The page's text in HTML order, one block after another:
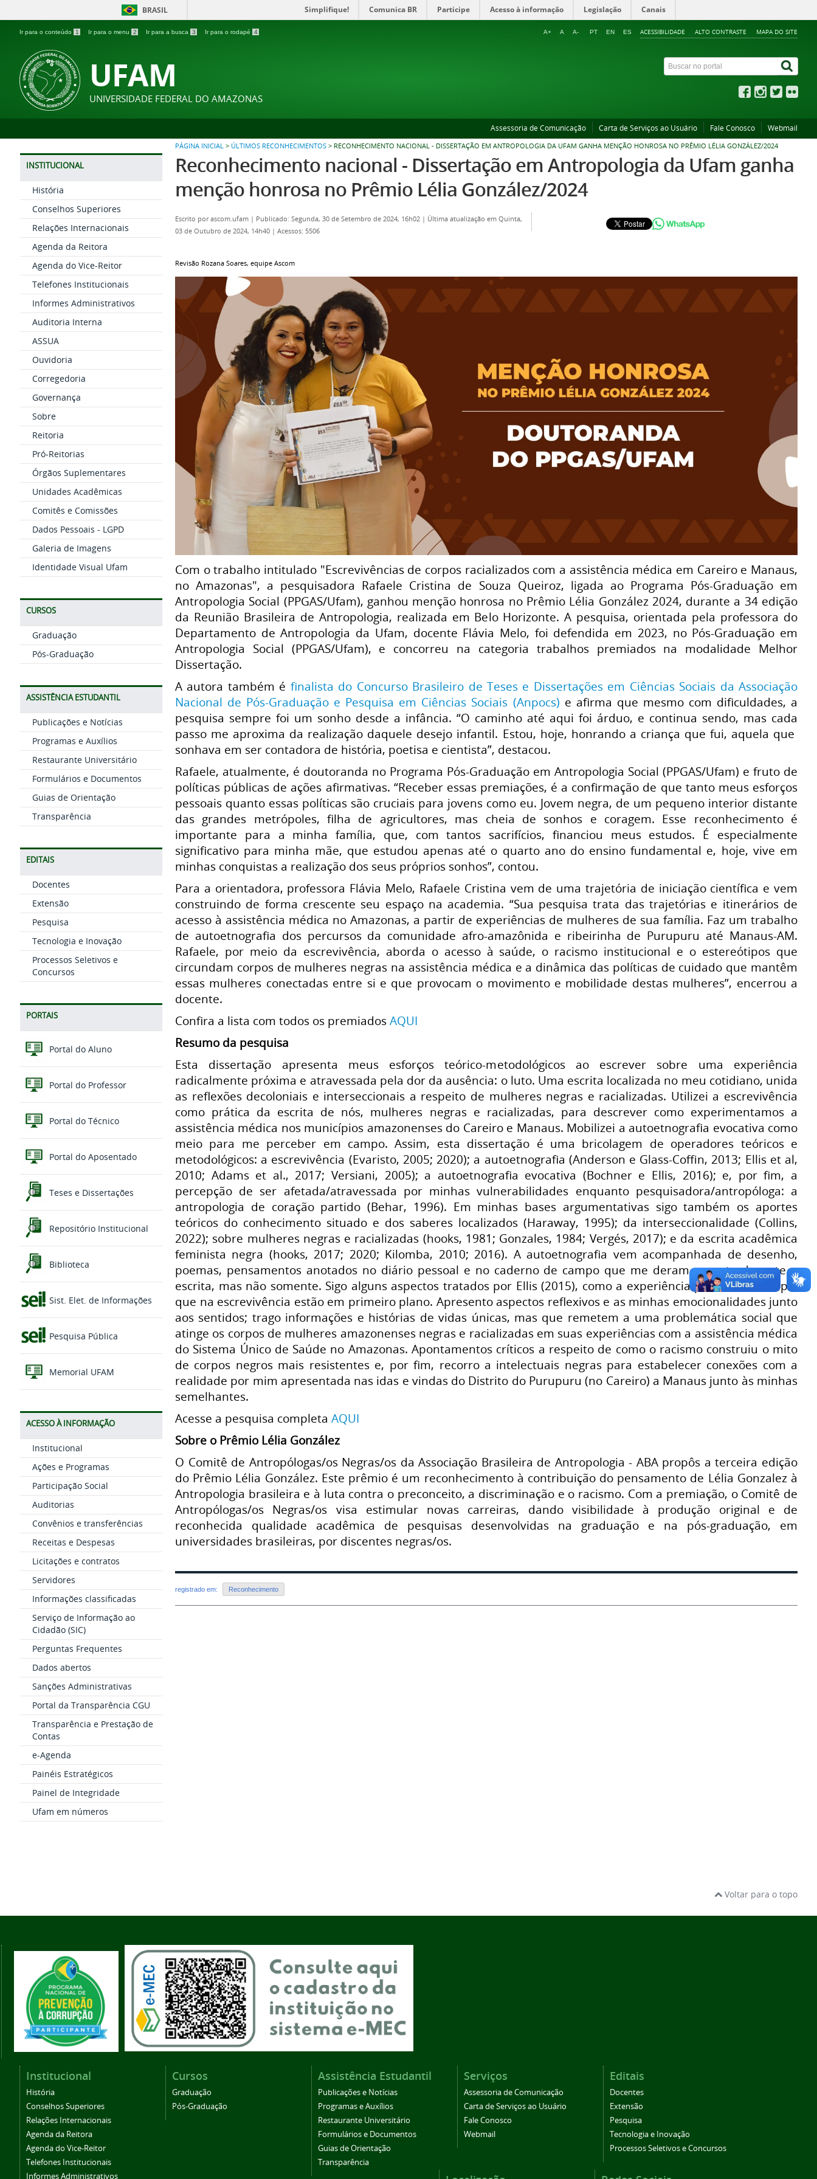
BRASIL Simplifique! Comunica BR Participe Acesso à informação Legislação Canais
Ir para o conteúdo 1 Ir para o menu 2 Ir para a busca 3 Ir para o rodapé 4 ACESSIBILIDADE ALTO CONTRASTE MAPA DO SITE
A+ A A- PT EN ES
UFAM
UNIVERSIDADE FEDERAL DO AMAZONAS
Assessoria de Comunicação Carta de Serviços ao Usuário Fale Conosco Webmail
PÁGINA INICIAL > ÚLTIMOS RECONHECIMENTOS > RECONHECIMENTO NACIONAL - DISSERTAÇÃO EM ANTROPOLOGIA DA UFAM GANHA MENÇÃO HONROSA NO PRÊMIO LÉLIA GONZÁLEZ/2024
INSTITUCIONAL
História
Conselhos Superiores
Relações Internacionais
Agenda da Reitora
Agenda do Vice-Reitor
Telefones Institucionais
Informes Administrativos
Auditoria Interna
ASSUA
Ouvidoria
Corregedoria
Governança
Sobre
Reitoria
Pró-Reitorias
Órgãos Suplementares
Unidades Acadêmicas
Comitês e Comissões
Dados Pessoais - LGPD
Galeria de Imagens
Identidade Visual Ufam
CURSOS
Graduação
Pós-Graduação
ASSISTÊNCIA ESTUDANTIL
Publicações e Notícias
Programas e Auxílios
Restaurante Universitário
Formulários e Documentos
Guias de Orientação
Transparência
EDITAIS
Docentes
Extensão
Pesquisa
Tecnologia e Inovação
Processos Seletivos e
Concursos
PORTAIS
Portal do Aluno
Portal do Professor
Portal do Técnico
Portal do Aposentado
Teses e Dissertações
Repositório Institucional
Biblioteca
Sist. Elet. de Informações
Pesquisa Pública
Memorial UFAM
ACESSO À INFORMAÇÃO
Institucional
Ações e Programas
Participação Social
Auditorias
Convênios e transferências
Receitas e Despesas
Licitações e contratos
Servidores
Informações classificadas
Serviço de Informação ao
Cidadão (SIC)
Perguntas Frequentes
Dados abertos
Sanções Administrativas
Portal da Transparência CGU
Transparência e Prestação de
Contas
e-Agenda
Painéis Estratégicos
Painel de Integridade
Ufam em números
Reconhecimento nacional - Dissertação em Antropologia da Ufam ganha
menção honrosa no Prêmio Lélia González/2024
Escrito porascom.ufam | Publicado: Segunda, 30 de Setembro de 2024, 16h02 | Última atualização em Quinta,
03 de Outubro de 2024, 14h40 | Acessos: 5506
Revisão Rozana Soares, equipe Ascom
Com o trabalho intitulado "Escrevivências de corpos racializados com a assistência médica em Careiro e Manaus,
no Amazonas", a pesquisadora Rafaele Cristina de Souza Queiroz, ligada ao Programa Pós-Graduação em
Antropologia Social (PPGAS/Ufam), ganhou menção honrosa no Prêmio Lélia González 2024, durante a 34 edição
da Reunião Brasileira de Antropologia, realizada em Belo Horizonte. A pesquisa, orientada pela professora do
Departamento de Antropologia da Ufam, docente Flávia Melo, foi defendida em 2023, no Pós-Graduação em
Antropologia Social (PPGAS/Ufam), e concorreu na categoria trabalhos premiados na modalidade Melhor
Dissertação.
A autora também é finalista do Concurso Brasileiro de Teses e Dissertações em Ciências Sociais da Associação
Nacional de Pós-Graduação e Pesquisa em Ciências Sociais (Anpocs) e afirma que mesmo com dificuldades, a
pesquisa sempre foi um sonho desde a infância. “O caminho até aqui foi árduo, e continua sendo, mas cada
passo me aproxima da realização daquele desejo infantil. Estou, hoje, honrando a criança que fui, aquela que
sonhava em ser contadora de história, poetisa e cientista”, destacou.
Rafaele, atualmente, é doutoranda no Programa Pós-Graduação em Antropologia Social (PPGAS/Ufam) e fruto de
políticas públicas de ações afirmativas. “Receber essas premiações, é a confirmação de que tanto meus esforços
pessoais quanto essas políticas são cruciais para jovens como eu. Jovem negra, de um pequeno interior distante
das grandes metrópoles, filha de agricultores, mas cheia de sonhos e coragem. Esse reconhecimento é
importante para a minha família, que, com tantos sacrifícios, financiou meus estudos. É especialmente
significativo para minha mãe, que estudou apenas até o quarto ano do ensino fundamental e, hoje, vive em
minhas conquistas a realização dos seus próprios sonhos”, contou.
Para a orientadora, professora Flávia Melo, Rafaele Cristina vem de uma trajetória de iniciação científica e vem
construindo de forma crescente seu espaço na academia. “Sua pesquisa trata das trajetórias e itinerários de
acesso à assistência médica no Amazonas, a partir de experiências de mulheres de sua família. Faz um trabalho
de autoetnografia dos percursos da comunidade afro-amazônida e ribeirinha de Purupuru até Manaus-AM.
Rafaele, por meio da escrevivência, aborda o acesso à saúde, o racismo institucional e o estereótipos que
circundam corpos de mulheres negras na assistência médica e a dinâmica das políticas de cuidado que mantêm
essas mulheres conectadas entre si e que provocam o movimento e mobilidade destas mulheres”, encerrou a
docente.
Confira a lista com todos os premiados AQUI
Resumo da pesquisa
Esta dissertação apresenta meus esforços teórico-metodológicos ao escrever sobre uma experiência
radicalmente próxima e atravessada pela dor da ausência: o luto. Uma escrita localizada no meu cotidiano, unida
as reflexões decoloniais e interseccionais a respeito de mulheres negras e racializadas. Utilizei a escrevivência
como prática da escrita de nós, mulheres negras e racializadas, para descrever como experimentamos a
assistência médica nos municípios amazonenses do Careiro e Manaus. Mobilizei a autoetnografia evocativa como
meio para me perceber em campo. Assim, esta dissertação é uma bricolagem de operadores teóricos e
metodológicos: a escrevivência (Evaristo, 2005; 2020); a autoetnografia (Anderson e Glass-Coffin, 2013; Ellis et al,
2010; Adams et al., 2017; Versiani, 2005); a autoetnografia evocativa (Bochner e Ellis, 2016); e, por fim, a
percepção de ser afetada/atravessada por minhas vulnerabilidades enquanto pesquisadora/antropóloga: a
antropologia de coração partido (Behar, 1996). Em minhas bases argumentativas sigo também os aportes
teóricos do conhecimento situado e dos saberes localizados (Haraway, 1995); da interseccionalidade (Collins,
2022); sobre mulheres negras e racializadas (hooks, 1981; Gonzales, 1984; Vergés, 2017); e da escrita acadêmica
feminista negra (hooks, 2017; 2020; Kilomba, 2010; 2016). A autoetnografia vem acompanhada de desenho,
poemas, pensamentos anotados no diário pessoal e no caderno de campo que me deram suporte durante a
escrita, mas não somente. Sigo alguns aspectos tratados por Ellis (2015), como a experiência pessoal no campo,
que na escrevivência estão em primeiro plano. Apresento aspectos reflexivos e as minhas emocionalidades junto
aos sentidos; trago informações e histórias de vidas únicas, mas que remetem a uma problemática social que
atinge os corpos de mulheres amazonenses negras e racializadas em suas experiências com a assistência médica
do Sistema Único de Saúde no Amazonas. Apontamentos críticos a respeito de como o racismo construiu o mito
de corpos negros mais resistentes e, por fim, recorro a intelectuais negras para estabelecer conexões com a
realidade por mim apresentada nas idas e vindas do Distrito do Purupuru (no Careiro) a Manaus junto às minhas
semelhantes.
Acesse a pesquisa completa AQUI
Sobre o Prêmio Lélia González
O Comitê de Antropólogas/os Negras/os da Associação Brasileira de Antropologia - ABA propôs a terceira edição
do Prêmio Lélia González. Este prêmio é um reconhecimento à contribuição do pensamento de Lélia Gonzalez à
Antropologia brasileira e à luta contra o preconceito, a discriminação e o racismo. Com a premiação, o Comitê de
Antropólogas/os Negras/os visa estimular novas carreiras, dando visibilidade à produção original e de
reconhecida qualidade acadêmica de pesquisas desenvolvidas na graduação e na pós-graduação, em
universidades brasileiras, por discentes negras/os.
registrado em: Reconhecimento
Voltar para o topo
Institucional
História
Conselhos Superiores
Relações Internacionais
Agenda da Reitora
Agenda do Vice-Reitor
Telefones Institucionais
Informes Administrativos
Cursos
Graduação
Pós-Graduação
Assistência Estudantil
Publicações e Notícias
Programas e Auxílios
Restaurante Universitário
Formulários e Documentos
Guias de Orientação
Transparência
Serviços
Assessoria de Comunicação
Carta de Serviços ao Usuário
Fale Conosco
Webmail
Editais
Docentes
Extensão
Pesquisa
Tecnologia e Inovação
Processos Seletivos e Concursos